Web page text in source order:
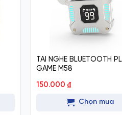
TAI NGHE BLUETOOTH PLAY
GAME M58
150.000 ₫
Chọn mua